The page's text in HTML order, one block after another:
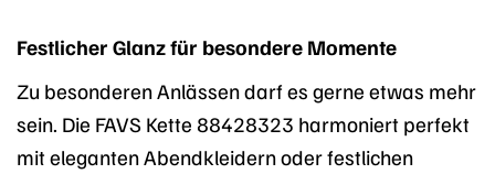
Festlicher Glanz für besondere Momente
Zu besonderen Anlässen darf es gerne etwas mehr
sein. Die FAVS Kette 88428323 harmoniert perfekt
mit eleganten Abendkleidern oder festlichen